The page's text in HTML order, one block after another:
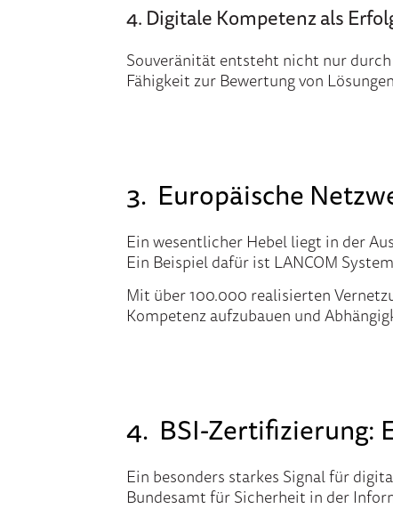
4. Digitale Kompetenz als
Souveränität entsteht nicht nur durch
Fähigkeit zur Bewertung von
3. Europäische
Ein wesentlicher Hebel liegt in der
Ein Beispiel dafür ist LANCOM
Mit über 100.000 realisierten
Kompetenz aufzubauen und
4. BSI-Zertifizierung:
Ein besonders starkes Signal für
Bundesamt für Sicherheit in der